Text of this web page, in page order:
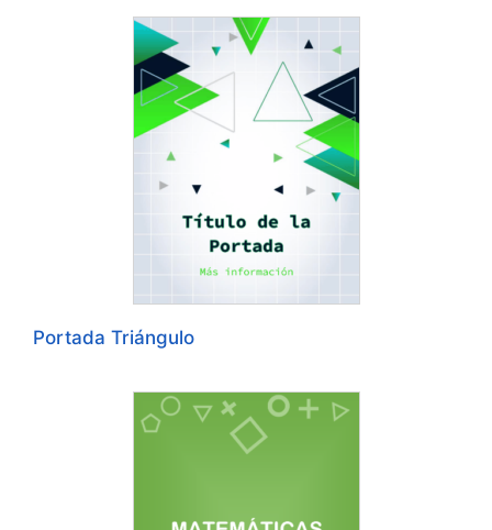
Portada Triángulo